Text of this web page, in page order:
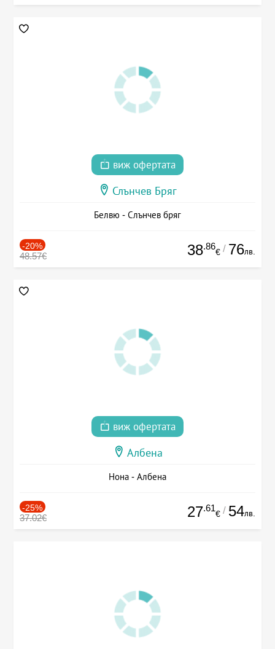
виж офертата
Слънчев Бряг
Белвю - Слънчев бряг
-20%
48.57€ 38.86
€ / 76лв.
виж офертата
Албена
Нона - Албена
-25%
37.02€ 27.61
€ / 54лв.